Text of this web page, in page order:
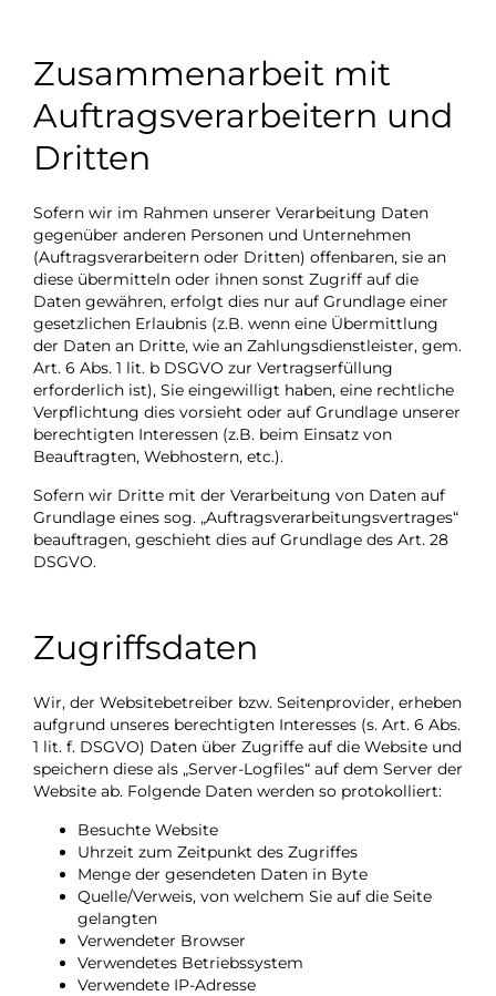
Zusammenarbeit mit
Auftragsverarbeitern und
Dritten
Sofern wir im Rahmen unserer Verarbeitung Daten
gegenüber anderen Personen und Unternehmen
(Auftragsverarbeitern oder Dritten) offenbaren, sie an
diese übermitteln oder ihnen sonst Zugriff auf die
Daten gewähren, erfolgt dies nur auf Grundlage einer
gesetzlichen Erlaubnis (z.B. wenn eine Übermittlung
der Daten an Dritte, wie an Zahlungsdienstleister, gem.
Art. 6 Abs. 1 lit. b DSGVO zur Vertragserfüllung
erforderlich ist), Sie eingewilligt haben, eine rechtliche
Verpflichtung dies vorsieht oder auf Grundlage unserer
berechtigten Interessen (z.B. beim Einsatz von
Beauftragten, Webhostern, etc.).
Sofern wir Dritte mit der Verarbeitung von Daten auf
Grundlage eines sog. „Auftragsverarbeitungsvertrages“
beauftragen, geschieht dies auf Grundlage des Art. 28
DSGVO.
Zugriffsdaten
Wir, der Websitebetreiber bzw. Seitenprovider, erheben
aufgrund unseres berechtigten Interesses (s. Art. 6 Abs.
1 lit. f. DSGVO) Daten über Zugriffe auf die Website und
speichern diese als „Server-Logfiles“ auf dem Server der
Website ab. Folgende Daten werden so protokolliert:
Besuchte Website
Uhrzeit zum Zeitpunkt des Zugriffes
Menge der gesendeten Daten in Byte
Quelle/Verweis, von welchem Sie auf die Seite
gelangten
Verwendeter Browser
Verwendetes Betriebssystem
Verwendete IP-Adresse